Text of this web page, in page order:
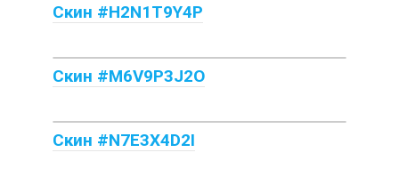
Скин #H2N1T9Y4P
Скин #M6V9P3J2O
Скин #N7E3X4D2I